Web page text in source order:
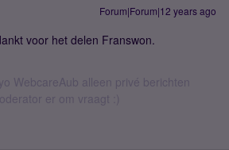
Forum|Forum|12 years ago
voor het delen Franswon.
WebcareAub alleen privé berichten
er om vraagt :)